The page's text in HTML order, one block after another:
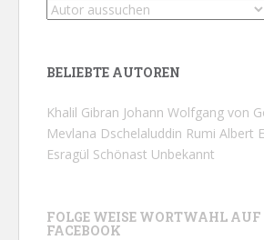
BELIEBTE AUTOREN
Khalil Gibran Johann Wolfgang von
Mevlana Dschelaluddin Rumi Albert
Esragül Schönast Unbekannt
FOLGE WEISE WORTWAHL AUF
FACEBOOK